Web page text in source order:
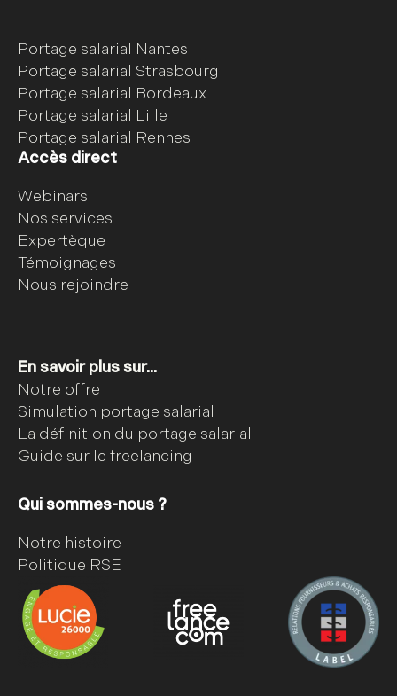
Portage salarial Nantes
Portage salarial Strasbourg
Portage salarial Bordeaux
Portage salarial Lille
Portage salarial Rennes
Accès direct
Webinars
Nos services
Expertèque
Témoignages
Nous rejoindre
En savoir plus sur...
Notre offre
Simulation portage salarial
La définition du portage salarial
Guide sur le freelancing
Qui sommes-nous ?
Notre histoire
Politique RSE